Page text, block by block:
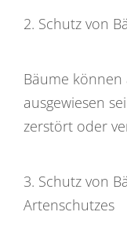
2. Schutz von
Bäume
ausgewiesen
zerstört oder
3. Schutz von
Artenschutzes